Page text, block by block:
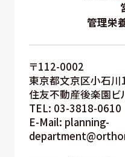
管理栄
〒112-0002
東京都文京区小石
住友不動産後楽園ビ
TEL: 03-3818-0610
E-Mail: planning-